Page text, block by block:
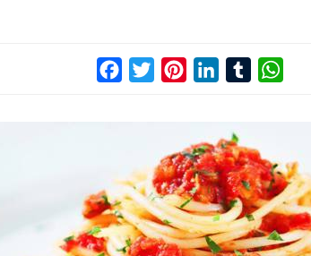
FacebookTwitterPinterestLinkedInTumblr